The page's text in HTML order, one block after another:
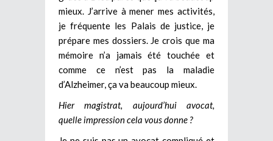
mieux. J’arrive à mener mes activités,
je fréquente les Palais de justice, je
prépare mes dossiers. Je crois que ma
mémoire n’a jamais été touchée et
comme ce n’est pas la maladie
d’Alzheimer, ça va beaucoup mieux.
Hier magistrat, aujourd’hui avocat,
quelle impression cela vous donne ?